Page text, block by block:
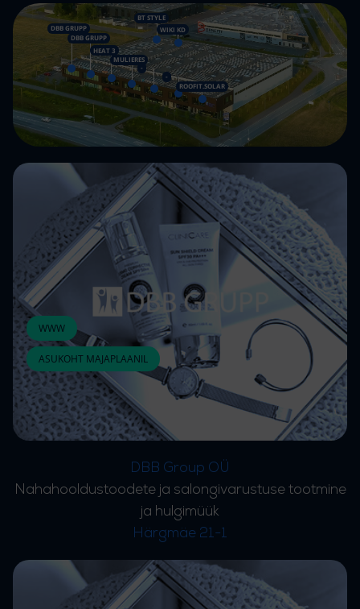
DBB GRUPP
DBB GRUPP
HEAT 3
MULIERES
-
-
ROOFIT.SOLAR
BT STYLE
WIKI KD
WWW
ASUKOHT MAJAPLAANIL
DBB Group OÜ
Nahahooldustoodete ja salongivarustuse tootmine
ja hulgimüük
Härgmäe 21-1